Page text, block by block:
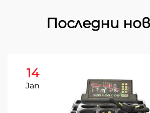
Последни
14
Jan